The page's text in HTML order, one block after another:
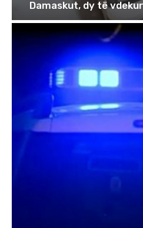
Damaskut, dy të